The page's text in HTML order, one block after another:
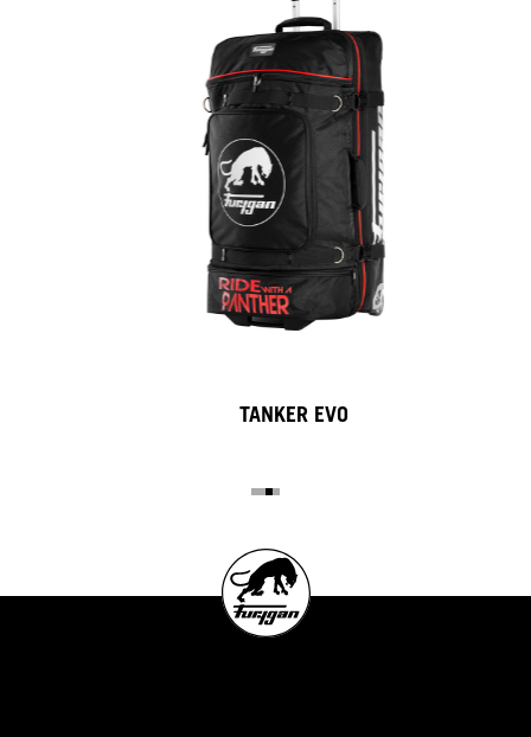
TANKER EVO